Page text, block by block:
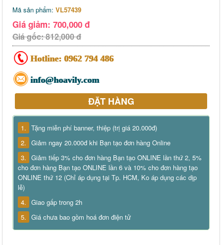
Mã sản phẩm: VL57439
Giá giảm: 700,000 đ
Giá gốc: 812,000 đ
Hotline: 0962 794 486
info@hoavily.com
ĐẶT HÀNG
1. Tặng miễn phí banner, thiệp (trị giá 20.000đ)
2. Giảm ngay 20.000đ khi Bạn tạo đơn hàng Online
3. Giảm tiếp 3% cho đơn hàng Bạn tạo ONLINE lần thứ 2, 5%
cho đơn hàng Bạn tạo ONLINE lần 6 và 10% cho đơn hàng tạo
ONLINE thứ 12 (Chỉ áp dụng tại Tp. HCM, Ko áp dụng các dịp
lễ)
4. Giao gấp trong 2h
5. Giá chưa bao gồm hoá đơn điện tử